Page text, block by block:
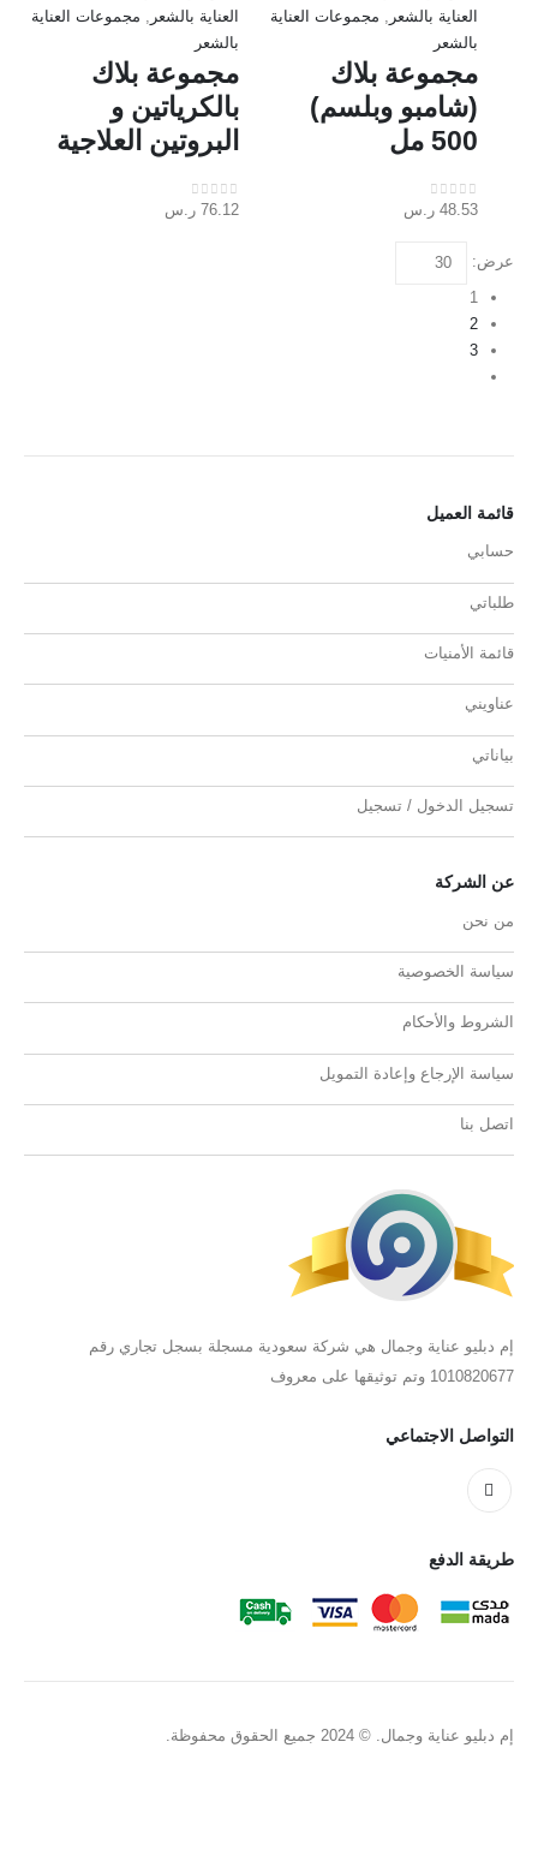
العناية بالشعر
مجموعات العناية
بالشعر
مجموعة بلاك
(شامبو وبلسم)
500 مل
0
out of 5
48.53 ر.س
العناية بالشعر
مجموعات العناية
بالشعر
مجموعة بلاك
بالكرياتين و
البروتين العلاجية
0
out of 5
76.12 ر.س
عرض:
1
2
3
قائمة العميل
حسابي
طلباتي
قائمة الأمنيات
عناويني
بياناتي
تسجيل الدخول / تسجيل
عن الشركة
من نحن
سياسة الخصوصية
الشروط والأحكام
سياسة الإرجاع وإعادة التمويل
اتصل بنا
إم دبليو عناية وجمال هي شركة سعودية مسجلة بسجل تجاري رقم
1010820677 وتم توثيقها على معروف
التواصل الاجتماعي
طريقة الدفع
إم دبليو عناية وجمال. © 2024 جميع الحقوق محفوظة.